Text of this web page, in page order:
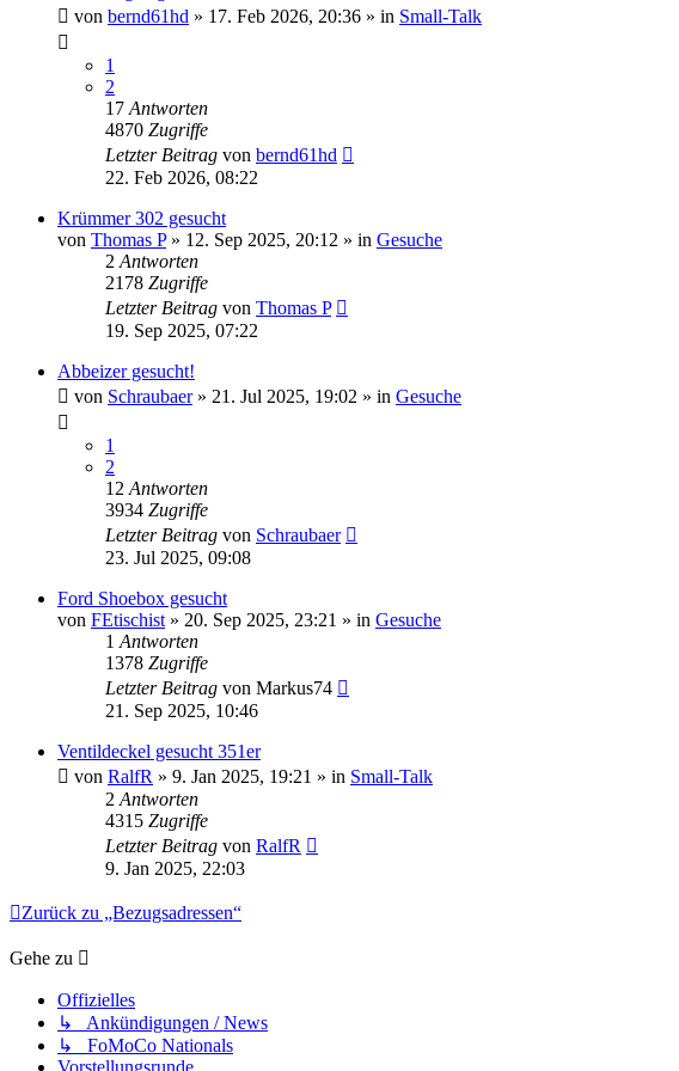
von bernd61hd » 17. Feb 2026, 20:36 » in Small-Talk
1
2
17 Antworten
4870 Zugriffe
Letzter Beitrag von bernd61hd
22. Feb 2026, 08:22
Krümmer 302 gesucht
von Thomas P» 12. Sep 2025, 20:12 » in Gesuche
2 Antworten
2178 Zugriffe
Letzter Beitrag von Thomas P
19. Sep 2025, 07:22
Abbeizer gesucht!
von Schraubaer» 21. Jul 2025, 19:02 » in Gesuche
1
2
12 Antworten
3934 Zugriffe
Letzter Beitrag von Schraubaer
23. Jul 2025, 09:08
Ford Shoebox gesucht
von FEtischist » 20. Sep 2025, 23:21 » in Gesuche
1 Antworten
1378 Zugriffe
Letzter Beitrag von Markus74
21. Sep 2025, 10:46
Ventildeckel gesucht 351er
von RalfR » 9. Jan 2025, 19:21 » in Small-Talk
2 Antworten
4315 Zugriffe
Letzter Beitrag von RalfR
9. Jan 2025, 22:03
Zurück zu „Bezugsadressen“
Gehe zu
Offizielles
↳ Ankündigungen / News
↳ FoMoCo Nationals
Vorstellungsrunde